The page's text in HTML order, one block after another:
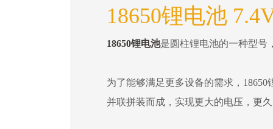
18650锂电池
18650锂电池是圆柱锂电池的一种型号
为了能够满足更多设备的需求，
并联拼装而成，实现更大的电压，更